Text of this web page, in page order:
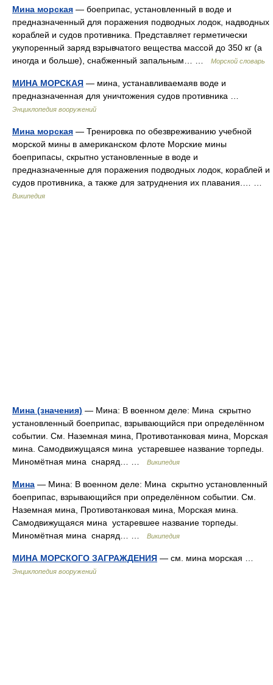
Мина морская — боеприпас, установленный в воде и
предназначенный для поражения подводных лодок, надводных
кораблей и судов противника. Представляет герметически
укупоренный заряд взрывчатого вещества массой до 350 кг (а
иногда и больше), снабженный запальным… …
Морской словарь
МИНА МОРСКАЯ — мина, устанавливаемаяв воде и
предназначенная для уничтожения судов противника …
Энциклопедия вооружений
Мина морская — Тренировка по обезвреживанию учебной
морской мины в американском флоте Морские мины
боеприпасы, скрытно установленные в воде и
предназначенные для поражения подводных лодок, кораблей и
судов противника, а также для затруднения их плавания.… …
Википедия
Мина (значения) — Мина: В военном деле: Мина скрытно
установленный боеприпас, взрывающийся при определённом
событии. См. Наземная мина, Противотанковая мина, Морская
мина. Самодвижущаяся мина устаревшее название торпеды.
Миномётная мина снаряд… …
Википедия
Мина — Мина: В военном деле: Мина скрытно установленный
боеприпас, взрывающийся при определённом событии. См.
Наземная мина, Противотанковая мина, Морская мина.
Самодвижущаяся мина устаревшее название торпеды.
Миномётная мина снаряд… …
Википедия
МИНА МОРСКОГО ЗАГРАЖДЕНИЯ — см. мина морская …
Энциклопедия вооружений